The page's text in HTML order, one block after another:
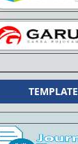
TEMPLATE